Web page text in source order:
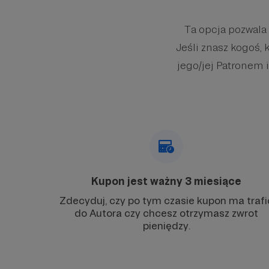
Ta opcja
Jeśli znasz kogoś,
jego/jej Patronem
Kupon jest ważny 3 miesiące
Zdecyduj, czy po tym czasie kupon ma
do Autora czy chcesz otrzymasz zwrot
pieniędzy.